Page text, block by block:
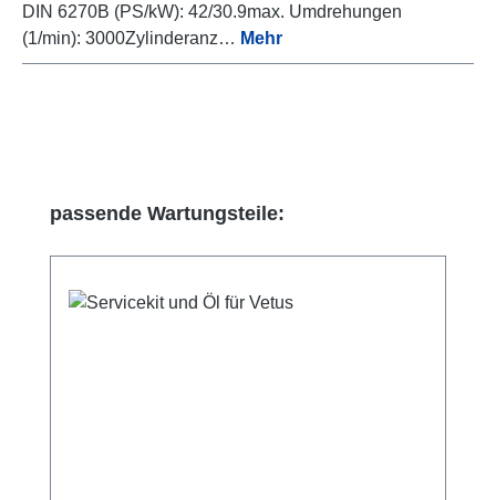
DIN 6270B (PS/kW): 42/30.9max. Umdrehungen
(1/min): 3000Zylinderanz… Mehr
Produktgalerie überspringen
passende Wartungsteile: